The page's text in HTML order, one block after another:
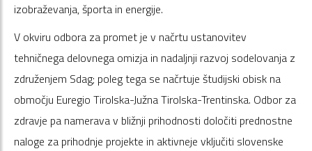
izobraževanja, športa in energije.
V okviru odbora za promet je v načrtu ustanovitev
tehničnega delovnega omizja in nadaljnji razvoj sodelovanja z
združenjem Sdag; poleg tega se načrtuje študijski obisk na
območju Euregio Tirolska-Južna Tirolska-Trentinska. Odbor za
zdravje pa namerava v bližnji prihodnosti določiti prednostne
naloge za prihodnje projekte in aktivneje vključiti slovenske